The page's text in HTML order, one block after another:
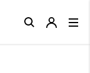
Close